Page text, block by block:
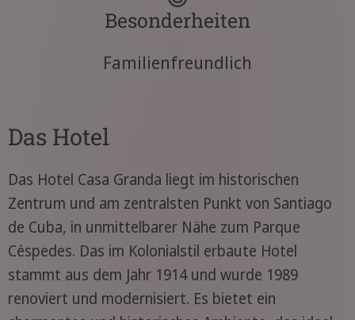
Besonderheiten
Familienfreundlich
Das Hotel
Das Hotel Casa Granda liegt im historischen
Zentrum und am zentralsten Punkt von Santiago
de Cuba, in unmittelbarer Nähe zum Parque
Céspedes. Das im Kolonialstil erbaute Hotel
stammt aus dem Jahr 1914 und wurde 1989
renoviert und modernisiert. Es bietet ein